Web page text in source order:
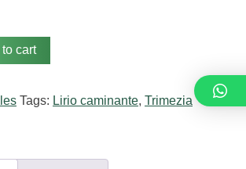
cart
Tags: Lirio caminante, Trimezia